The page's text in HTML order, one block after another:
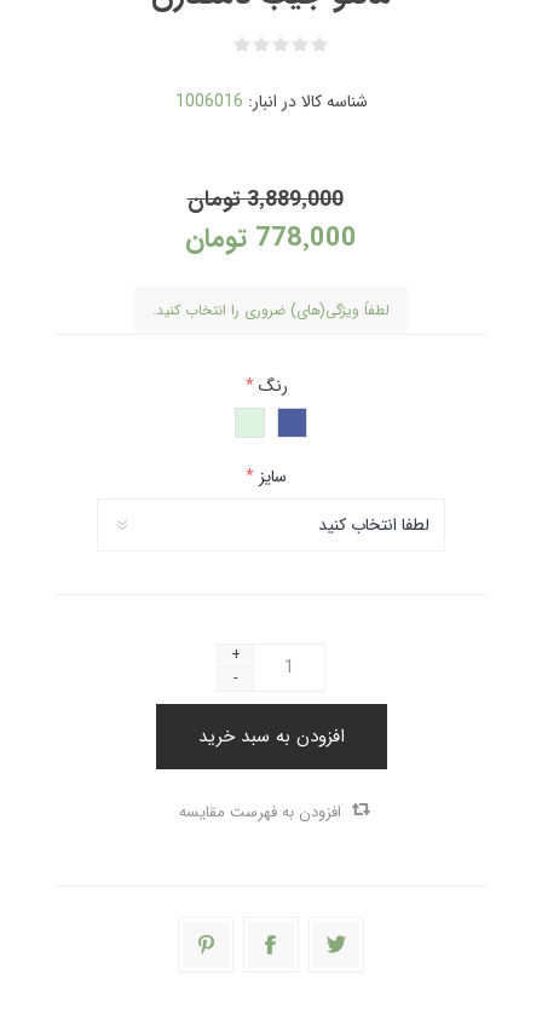
شناسه کالا در انبار: 1006016
3٬889٬000 تومان
778٬000 تومان
لطفاً ویژگی(های) ضروری را انتخاب کنید.
رنگ*
سایز *
+
-
افزودن به سبد خرید
افزودن به فهرست مقایسه